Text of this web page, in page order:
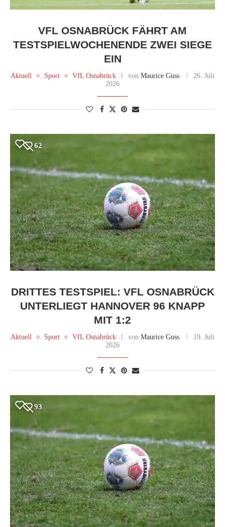
VFL OSNABRÜCK FÄHRT AM
TESTSPIELWOCHENENDE ZWEI SIEGE
EIN
Aktuell Sport VfL Osnabrück von Maurice Guss
26. Juli
2026
62
DRITTES TESTSPIEL: VFL OSNABRÜCK
UNTERLIEGT HANNOVER 96 KNAPP
MIT 1:2
Aktuell Sport VfL Osnabrück von Maurice Guss
19. Juli
2026
93